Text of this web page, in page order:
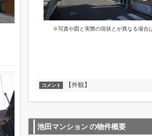
※写真や図と実際の現状とが異なる場合
コメント 【外観】
池田マンションの物件概要